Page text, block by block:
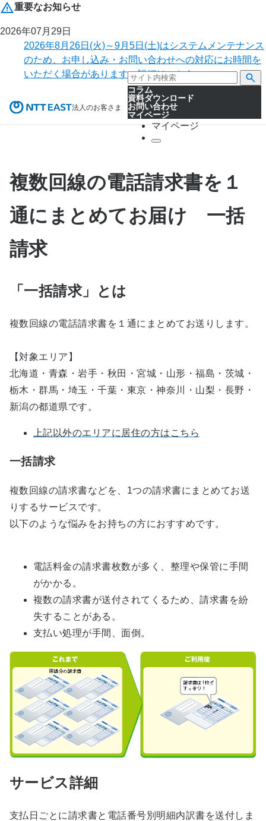
重要なお知らせ
2026年07月29日
2026年8月26日(火)～9月5日(土)はシステムメンテナンス
のため、お申し込み・お問い合わせへの対応にお時間を
いただく場合があります。詳細はこちら。
法人のお客さま
コラム
資料ダウンロード
お問い合わせ
マイページ
マイページ
複数回線の電話請求書を１
通にまとめてお届け 一括
請求
「一括請求」とは
複数回線の電話請求書を１通にまとめてお送りします。
【対象エリア】
北海道・青森・岩手・秋田・宮城・山形・福島・茨城・
栃木・群馬・埼玉・千葉・東京・神奈川・山梨・長野・
新潟の都道県です。
上記以外のエリアに居住の方はこちら
一括請求
複数回線の請求書などを、1つの請求書にまとめてお送
りするサービスです。
以下のような悩みをお持ちの方におすすめです。
電話料金の請求書枚数が多く、整理や保管に手間
がかかる。
複数の請求書が送付されてくるため、請求書を紛
失することがある。
支払い処理が手間、面倒。
サービス詳細
支払日ごとに請求書と電話番号別明細内訳書を送付しま